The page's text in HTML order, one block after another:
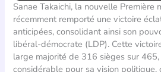
Sanae Takaichi, la nouvelle Première
récemment remporté une victoire
anticipées, consolidant ainsi son
libéral-démocrate (LDP). Cette
large majorité de 316 sièges sur 465,
considérable pour sa vision